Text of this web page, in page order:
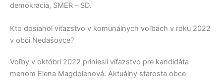
demokracia, SMER – SD.
Kto dosiahol víťazstvo v komunálnych voľbách v roku 2022
v obci Nedašovce?
Voľby v októbri 2022 priniesli víťazstvo pre kandidáta
menom Elena Magdolenová. Aktuálny starosta obce